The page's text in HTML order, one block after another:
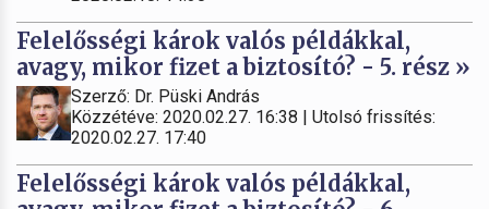
Felelősségi károk valós példákkal,
avagy, mikor fizet a biztosító? - 5. rész »
Szerző: Dr. Püski András
Közzétéve: 2020.02.27. 16:38 | Utolsó frissítés:
2020.02.27. 17:40
Felelősségi károk valós példákkal,